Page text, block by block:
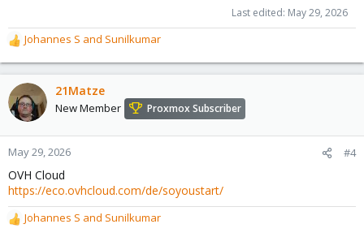
Last edited: May 29, 2026
R
e
a
c
t
o
n
:
Johannes S and Sunilkumar
21Matze
New Member Proxmox Subscriber
May 29, 2026 #4
OVH Cloud
https://eco.ovhcloud.com/de/soyoustart/
R
Johannes S and Sunilkumar